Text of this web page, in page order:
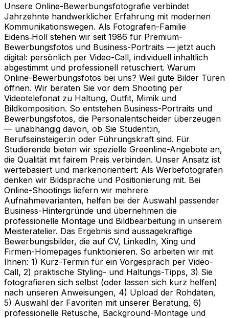
Unsere Online-Bewerbungsfotografie verbindet
Jahrzehnte handwerklicher Erfahrung mit modernen
Kommunikationswegen. Als Fotografen-Familie
Eidens‑Holl stehen wir seit 1986 für Premium-
Bewerbungsfotos und Business-Portraits — jetzt auch
digital: persönlich per Video-Call, individuell inhaltlich
abgestimmt und professionell retuschiert. Warum
Online-Bewerbungsfotos bei uns? Weil gute Bilder Türen
öffnen. Wir beraten Sie vor dem Shooting per
Videotelefonat zu Haltung, Outfit, Mimik und
Bildkomposition. So entstehen Business-Portraits und
Bewerbungsfotos, die Personalentscheider überzeugen
— unabhängig davon, ob Sie Student:in,
Berufseinsteiger:in oder Führungskraft sind. Für
Studierende bieten wir spezielle Greenline-Angebote an,
die Qualität mit fairem Preis verbinden. Unser Ansatz ist
wertebasiert und markenorientiert: Als Werbefotografen
denken wir Bildsprache und Positionierung mit. Bei
Online-Shootings liefern wir mehrere
Aufnahmevarianten, helfen bei der Auswahl passender
Business-Hintergründe und übernehmen die
professionelle Montage und Bildbearbeitung in unserem
Meisteratelier. Das Ergebnis sind aussagekräftige
Bewerbungsbilder, die auf CV, LinkedIn, Xing und
Firmen-Homepages funktionieren. So arbeiten wir mit
Ihnen: 1) Kurz-Termin für ein Vorgespräch per Video-
Call, 2) praktische Styling- und Haltungs-Tipps, 3) Sie
fotografieren sich selbst (oder lassen sich kurz helfen)
nach unseren Anweisungen, 4) Upload der Rohdaten,
5) Auswahl der Favoriten mit unserer Beratung, 6)
professionelle Retusche, Background-Montage und